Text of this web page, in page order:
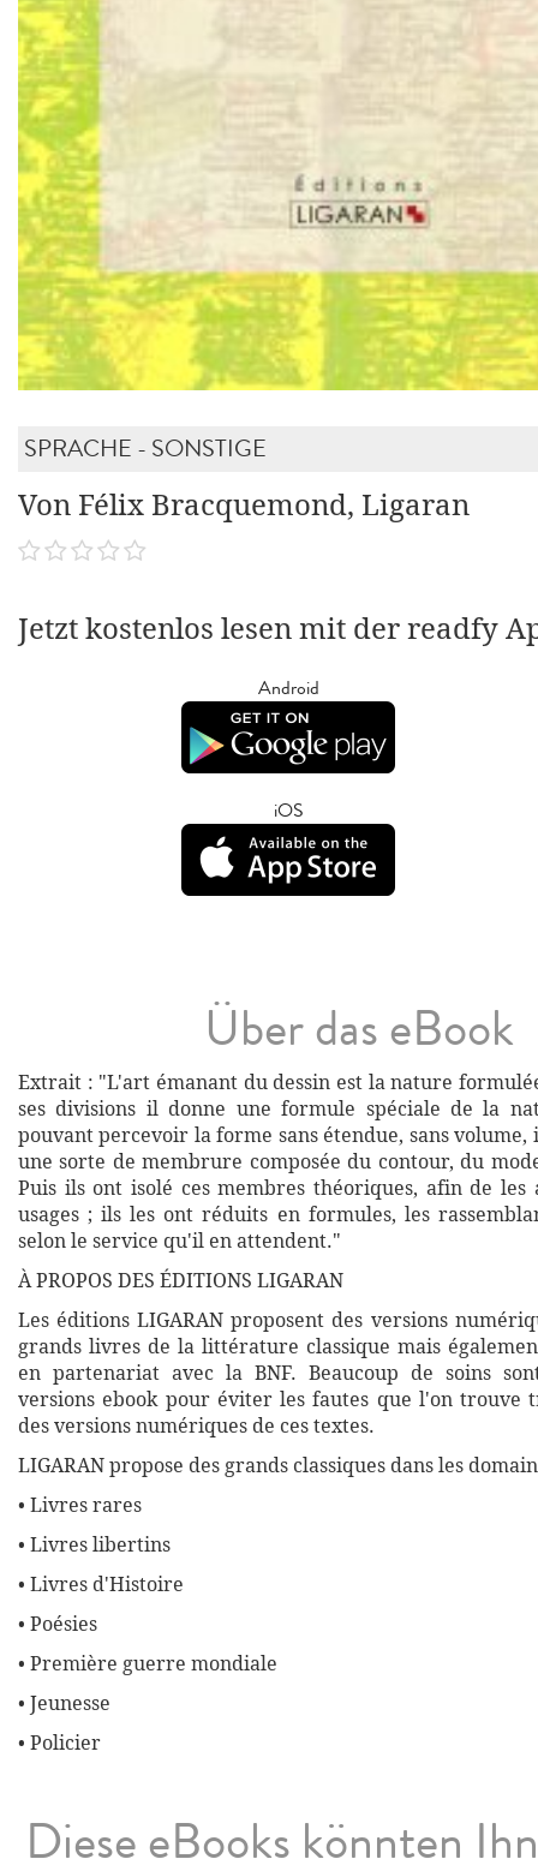
SPRACHE - SONSTIGE
Von Félix Bracquemond, Ligaran
Jetzt kostenlos lesen mit der readfy
Android
iOS
Über das eBook
Extrait : "L'art émanant du dessin est la nature
ses divisions il donne une formule spéciale de la
pouvant percevoir la forme sans étendue, sans
une sorte de membrure composée du contour, du
Puis ils ont isolé ces membres théoriques, afin de
usages ; ils les ont réduits en formules, les
selon le service qu'il en attendent."
À PROPOS DES ÉDITIONS LIGARAN
Les éditions LIGARAN proposent des versions
grands livres de la littérature classique mais
en partenariat avec la BNF. Beaucoup de soins
versions ebook pour éviter les fautes que l'on trouve
des versions numériques de ces textes.
LIGARAN propose des grands classiques dans les
• Livres rares
• Livres libertins
• Livres d'Histoire
• Poésies
• Première guerre mondiale
• Jeunesse
• Policier
Diese eBooks könnten